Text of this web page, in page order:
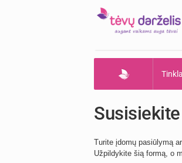
Turite įdomų pasiūlymą
Užpildykite šią formą, o